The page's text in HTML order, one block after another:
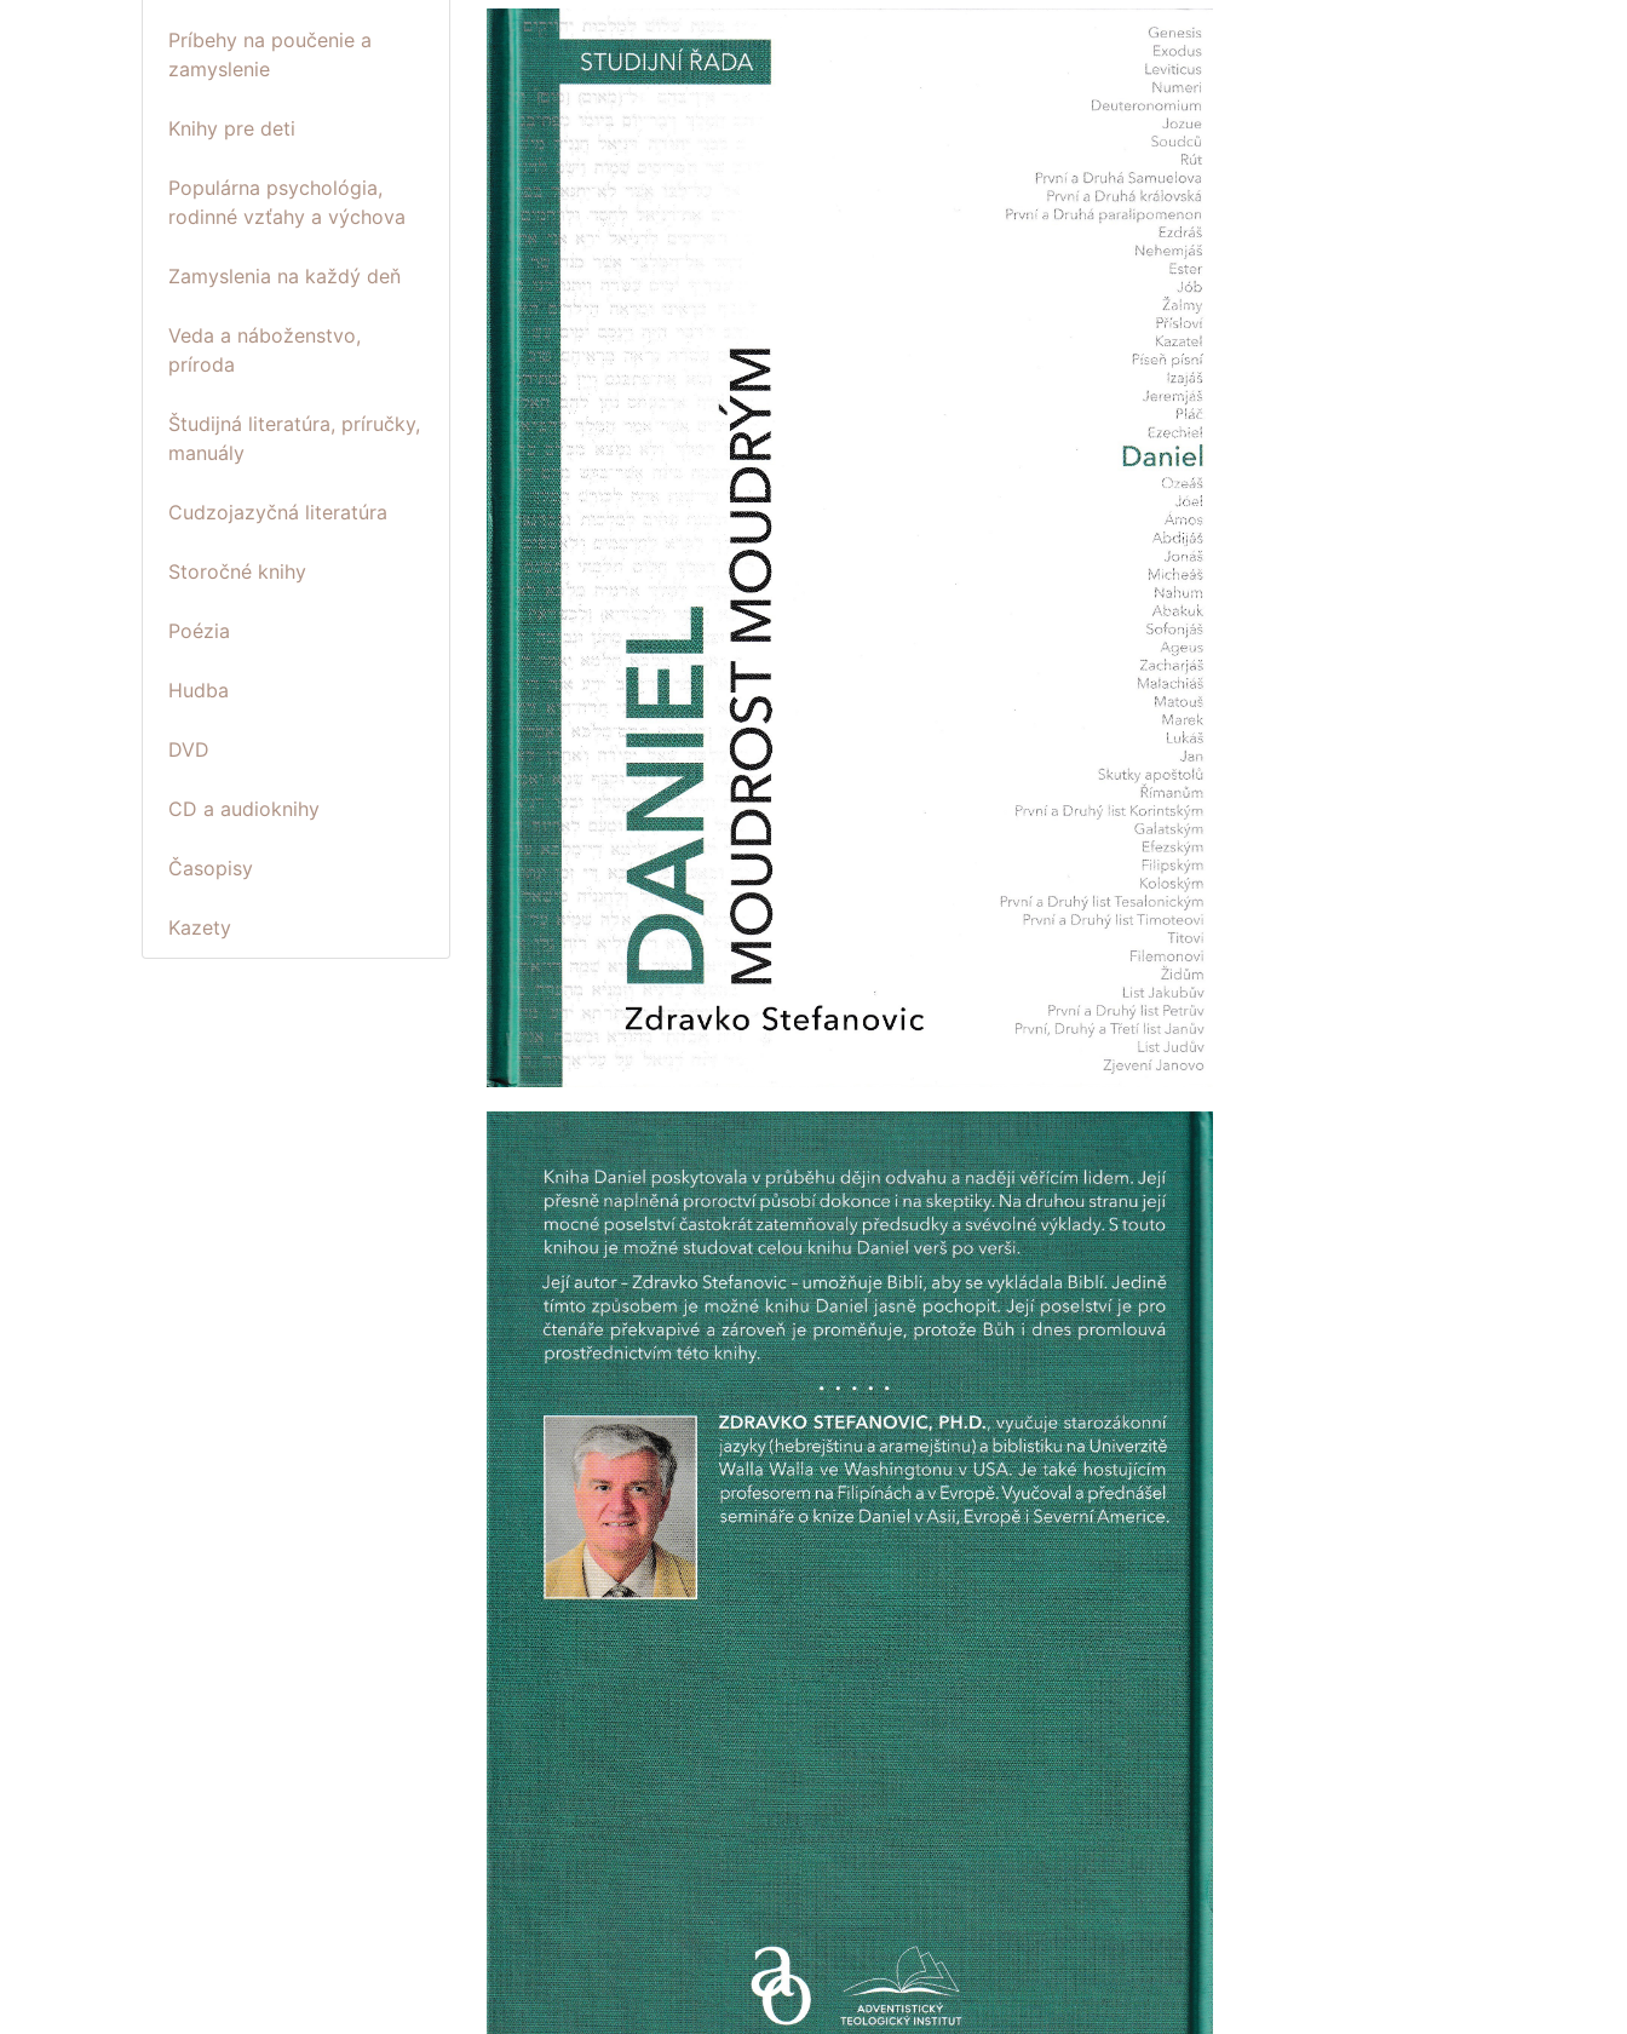
Príbehy na poučenie a
zamyslenie
Knihy pre deti
Populárna psychológia,
rodinné vzťahy a výchova
Zamyslenia na každý deň
Veda a náboženstvo,
príroda
Študijná literatúra, príručky,
manuály
Cudzojazyčná literatúra
Storočné knihy
Poézia
Hudba
DVD
CD a audioknihy
Časopisy
Kazety